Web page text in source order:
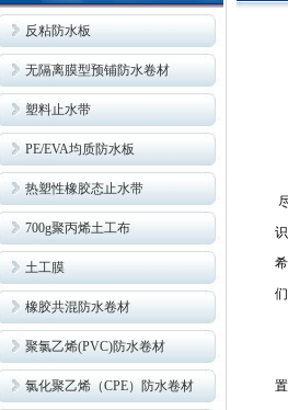
反粘防水板
无隔离膜型预铺防水卷材
塑料止水带
PE/EVA均质防水板
热塑性橡胶态止水带
700g聚丙烯土工布
土工膜
橡胶共混防水卷材
聚氯乙烯(PVC)防水卷材
氯化聚乙烯（CPE）防水卷材